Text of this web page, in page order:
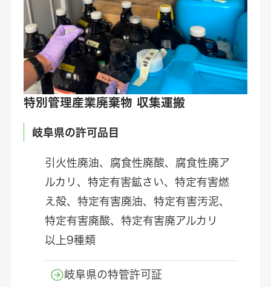
特別管理産業廃棄物 収集運搬
岐阜県の許可品目
引火性廃油、腐食性廃酸、腐食性廃ア
ルカリ、特定有害鉱さい、特定有害燃
え殻、特定有害廃油、特定有害汚泥、
特定有害廃酸、特定有害廃アルカリ
以上9種類
岐阜県の特管許可証